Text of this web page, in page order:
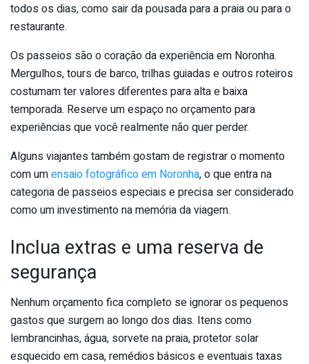
todos os dias, como sair da pousada para a praia ou para o
restaurante.
Os passeios são o coração da experiência em Noronha.
Mergulhos, tours de barco, trilhas guiadas e outros roteiros
costumam ter valores diferentes para alta e baixa
temporada. Reserve um espaço no orçamento para
experiências que você realmente não quer perder.
Alguns viajantes também gostam de registrar o momento
com umensaio fotográfico em Noronha, o que entra na
categoria de passeios especiais e precisa ser considerado
como um investimento na memória da viagem.
Inclua extras e uma reserva de
segurança
Nenhum orçamento fica completo se ignorar os pequenos
gastos que surgem ao longo dos dias. Itens como
lembrancinhas, água, sorvete na praia, protetor solar
esquecido em casa, remédios básicos e eventuais taxas